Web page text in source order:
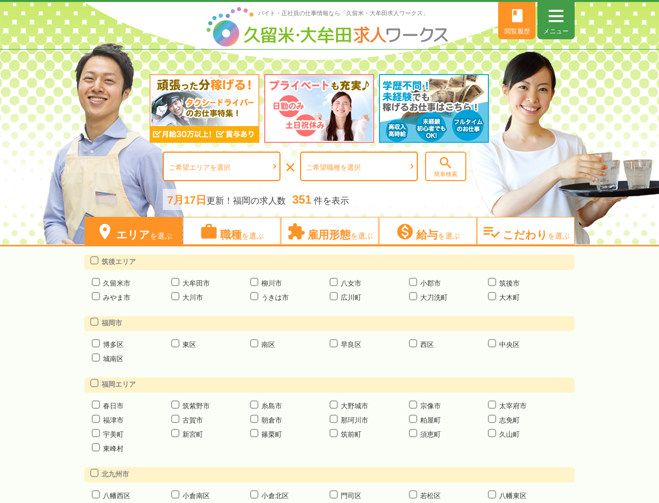
バイト・正社員の仕事情報なら「久留米・大牟田求人ワークス」
メニュー
book
閲覧履歴
ご希望エリアを選択   ご希望職種を選択  
簡単検索
7月17日 更新！福岡の求人数 351 件を表示
 エリアを選ぶ  職種を選ぶ  雇用形態を選ぶ  給与を選ぶ  こだわり を選ぶ
筑後エリア
久留米市 大牟田市 柳川市 八女市 小郡市
筑後市
みやま市
大川市 うきは市 広川町 大刀洗町 大木町
福岡市
博多区 東区 南区 早良区 西区
中央区
城南区
福岡エリア
春日市 筑紫野市 糸島市 大野城市 宗像市
太宰府市
福津市
古賀市 朝倉市 那珂川市 粕屋町
志免町
宇美町
新宮町 篠栗町 筑前町 須恵町
久山町
東峰村
北九州市
八幡西区 小倉南区 小倉北区 門司区 若松区
八幡東区